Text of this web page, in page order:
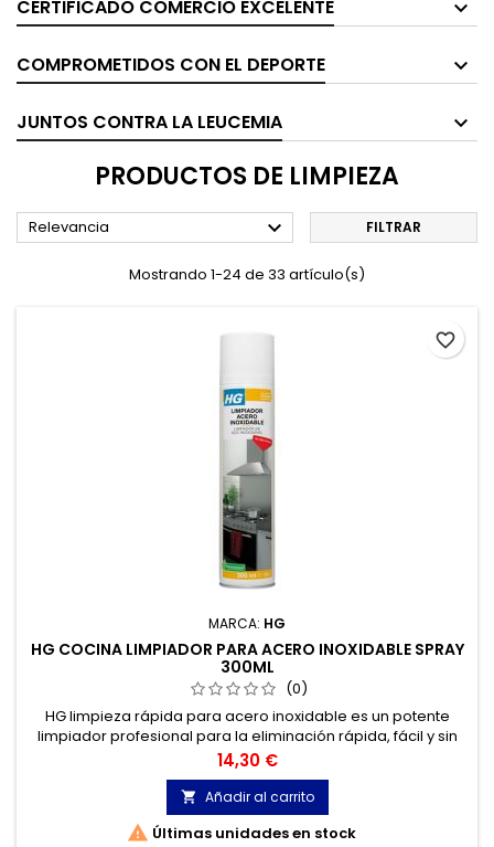
CERTIFICADO COMERCIO EXCELENTE
COMPROMETIDOS CON EL DEPORTE
JUNTOS CONTRA LA LEUCEMIA
PRODUCTOS DE LIMPIEZA
Relevancia  FILTRAR
Mostrando 1-24 de 33 artículo(s)
MARCA: HG
HG COCINA LIMPIADOR PARA ACERO INOXIDABLE SPRAY
300ML
(0)
HG limpieza rápida para acero inoxidable es un potente
limpiador profesional para la eliminación rápida, fácil y sin
dejar raya alguna, de grasa, suciedad y huellas dactilares
sobre aceros inoxidables, cromados y aluminios.
Precio
14,30 €
 Añadir al carrito
 Últimas unidades en stock
favorite_border